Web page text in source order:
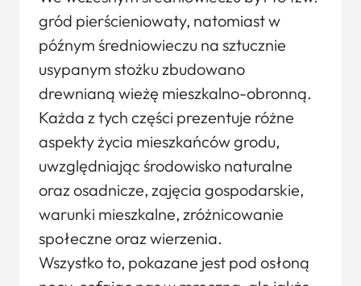
gród pierścieniowaty, natomiast w
późnym średniowieczu na sztucznie
usypanym stożku zbudowano
drewnianą wieżę mieszkalno-obronną.
Każda z tych części prezentuje różne
aspekty życia mieszkańców grodu,
uwzględniając środowisko naturalne
oraz osadnicze, zajęcia gospodarskie,
warunki mieszkalne, zróżnicowanie
społeczne oraz wierzenia.
Wszystko to, pokazane jest pod osłoną